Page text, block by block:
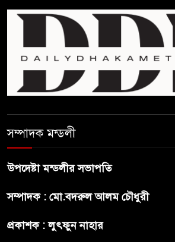
প্রধানমন্ত্রী
ফিফা
‘নারী
ছেলেকে নিয়ে
ট্রাম্পের ৪০
সম্পাদক মন্ডলী
উপদেষ্টা মন্ডলীর সভাপতি
সম্পাদক : মো.বদরুল আলম চৌধুরী
প্রকাশক : লুৎফুন নাহার